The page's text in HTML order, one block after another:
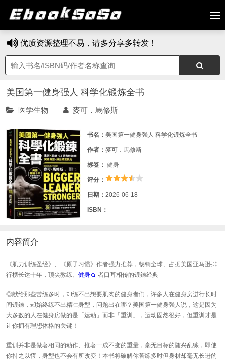
优质资源整理不易，请多分享多转发！
美国第一健身强人 科学化锻炼全书
医学生物 麥可．馬修斯
书名： 美国第一健身强人 科学化锻炼全书
作者： 麥可．馬修斯
标签： 健身
评分：
日期： 2026-06-18
ISBN：
内容简介
《肌力训练圣经》、《原子习惯》作者强力推荐，畅销全球、占据美国亚马逊排
行榜长达十年，顶尖教练、 健身 者口耳相传的锻鍊经典
◎献给那些苦练多时，却练不出想要肌肉的健身者们，许多人在健身房进行长时
间锻鍊，却始终练不出精壮身型，问题出在哪？美国第一健身强人说，这是因为
大多数的人在健身房做的是「运动」而非「重训」，运动固然很好，但重训才是
让你拥有理想体格的关键！
重训并非是做著相同的动作、推著一成不变的重量，毫无目标的随兴乱练，即使
你持之以恆，身型也不会有所改变！本书将破解你苦练多时但身材却毫无长进的